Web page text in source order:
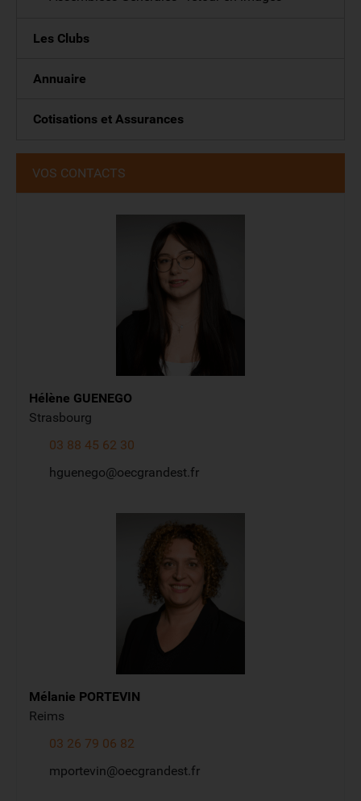
Les Clubs
Annuaire
Cotisations et Assurances
VOS CONTACTS
Hélène GUENEGO
Strasbourg
03 88 45 62 30
hguenego@oecgrandest.fr
Mélanie PORTEVIN
Reims
03 26 79 06 82
mportevin@oecgrandest.fr